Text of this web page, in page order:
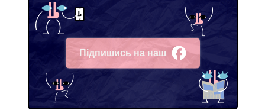
Підпишись на наш
Facebook